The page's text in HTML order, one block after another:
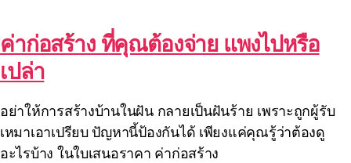
ค่าก่อสร้าง ที่คุณต้องจ่าย แพงไปหรือ
เปล่า
อย่าให้การสร้างบ้านในฝัน กลายเป็นฝันร้าย เพราะถูกผู้รับ
เหมาเอาเปรียบ ปัญหานี้ป้องกันได้ เพียงแค่คุณรู้ว่าต้องดู
อะไรบ้าง ในใบเสนอราคา ค่าก่อสร้าง